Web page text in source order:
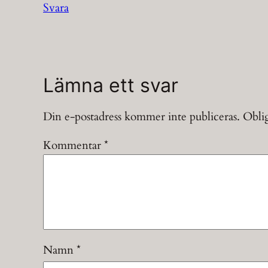
Svara
Lämna ett svar
Din e-postadress kommer inte publiceras.
Kommentar*
Namn*